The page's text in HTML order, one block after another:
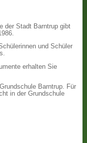
der Stadt Barntrup gibt
und Schüler
erhalten Sie
Barntrup. Für
in der Grundschule